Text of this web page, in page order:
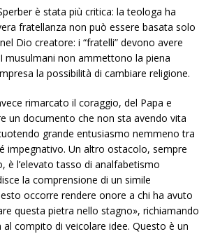
è stata più critica: la teologa ha
fratellanza non può essere basata solo
Dio creatore: i “fratelli” devono avere
musulmani non ammettono la piena
la possibilità di cambiare religione.
rimarcato il coraggio, del Papa e
un documento che non sta avendo vita
grande entusiasmo nemmeno tra
impegnativo. Un altro ostacolo, sempre
è l’elevato tasso di analfabetismo
la comprensione di un simile
occorre rendere onore a chi ha avuto
questa pietra nello stagno», richiamando
al compito di veicolare idee. Questo è un